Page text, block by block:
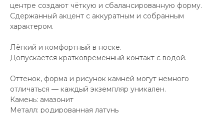
центре создают чёткую и сбалансированную форму.
Сдержанный акцент с аккуратным и собранным
характером.
Лёгкий и комфортный в носке.
Допускается кратковременный контакт с водой.
Оттенок, форма и рисунок камней могут немного
отличаться — каждый экземпляр уникален.
Камень: амазонит
Металл: родированная латунь